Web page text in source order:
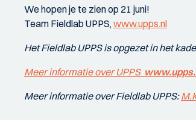
We hopen je te zien op 21 juni!
Team Fieldlab UPPS,www.upps.nl
Het Fieldlab UPPS is opgezet in het
Meer informatie over UPPS
Meer informatie over Fieldlab UPPS: